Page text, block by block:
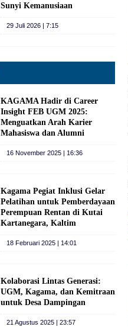
Sunyi Kemanusiaan
29 Juli 2026 | 7:15
KAGAMA Hadir di Career
Insight FEB UGM 2025:
Menguatkan Arah Karier
Mahasiswa dan Alumni
16 November 2025 | 16:36
Kagama Pegiat Inklusi Gelar
Pelatihan untuk Pemberdayaan
Perempuan Rentan di Kutai
Kartanegara, Kaltim
18 Februari 2025 | 14:01
Kolaborasi Lintas Generasi:
UGM, Kagama, dan Kemitraan
untuk Desa Dampingan
21 Agustus 2025 | 23:57